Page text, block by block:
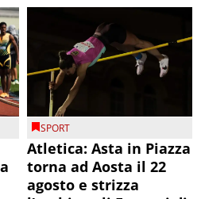
SPORT
Atletica: Asta in Piazza
torna ad Aosta il 22
agosto e strizza